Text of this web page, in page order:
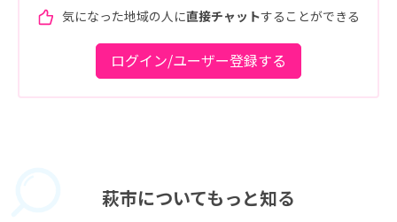
気になった地域の人に直接チャットすることができる
ログイン/ユーザー登録する
萩市についてもっと知る